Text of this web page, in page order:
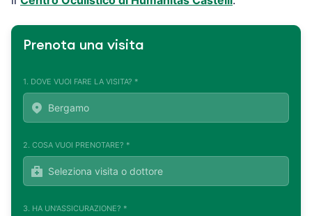
Prenota una visita
1. DOVE VUOI FARE LA VISITA? *
2. COSA VUOI PRENOTARE? *
3. HA UN'ASSICURAZIONE? *